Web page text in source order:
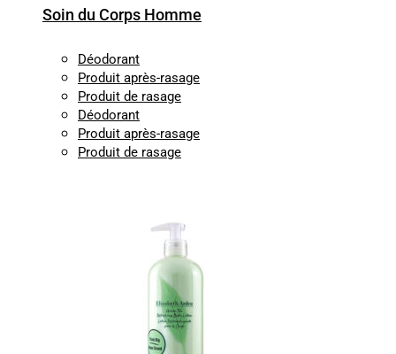
Soin du Corps Homme
Déodorant
Produit après-rasage
Produit de rasage
Déodorant
Produit après-rasage
Produit de rasage